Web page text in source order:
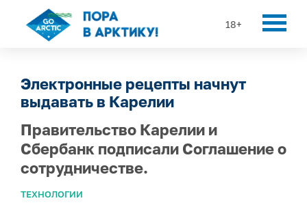
18+
Электронные рецепты начнут
выдавать в Карелии
Правительство Карелии и
Сбербанк подписали Соглашение о
сотрудничестве.
ТЕХНОЛОГИИ